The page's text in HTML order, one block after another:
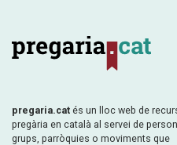
pregaria.cat és un lloc web de
pregària en català al servei de
grups, parròquies o moviments que